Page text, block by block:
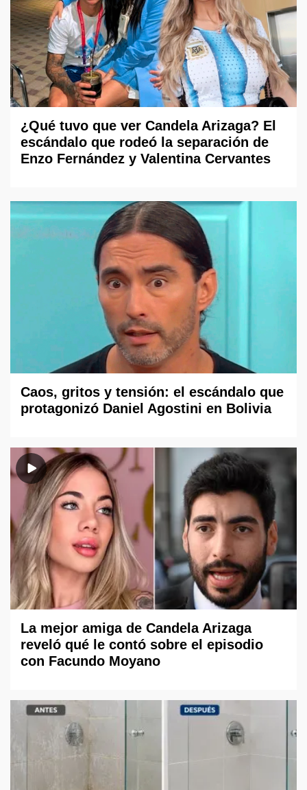
¿Qué tuvo que ver Candela Arizaga? El
escándalo que rodeó la separación de
Enzo Fernández y Valentina Cervantes
Caos, gritos y tensión: el escándalo que
protagonizó Daniel Agostini en Bolivia
La mejor amiga de Candela Arizaga
reveló qué le contó sobre el episodio
con Facundo Moyano